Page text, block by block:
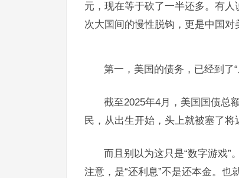
元，现在等于砍了一半还多。有人
次大国间的慢性脱钩，更是中国对
第一，美国的债务，已经到了“
截至2025年4月，美国国债总
民，从出生开始，头上就被塞了将
而且别以为这只是“数字游戏”
注意，是“还利息”不是还本金。也